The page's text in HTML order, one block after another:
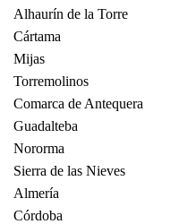
Alhaurín de la Torre
Cártama
Mijas
Torremolinos
Comarca de Antequera
Guadalteba
Nororma
Sierra de las Nieves
Almería
Córdoba